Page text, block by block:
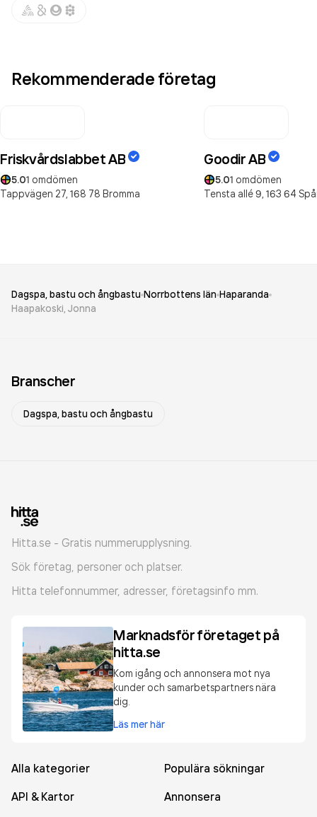
Rekommenderade företag
Friskvårdslabbet AB
5.01 omdömen
Tappvägen 27, 168 78 Bromma
Goodir AB
5.01 omdömen
Tensta allé 9, 163 64
Dagspa, bastu och ångbastu Norrbottens län Haparanda
Haapakoski, Jonna
Branscher
Dagspa, bastu och ångbastu
Hitta.se - Gratis nummerupplysning.
Sök företag, personer och platser.
Hitta telefonnummer, adresser, företagsinfo mm.
Marknadsför företaget på
hitta.se
Kom igång och annonsera mot nya
kunder och samarbetspartners nära
dig.
Läs mer här
Alla kategorier
Populära sökningar
API & Kartor
Annonsera